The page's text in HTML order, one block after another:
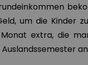
um die Kinder
extra, die